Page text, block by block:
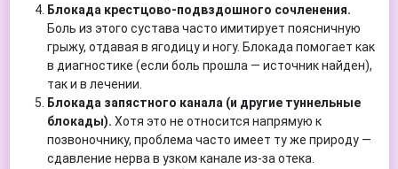
Блокада крестцово-подвздошного сочленения.
Боль из этого сустава часто имитирует поясничную
грыжу, отдавая в ягодицу и ногу. Блокада помогает как
в диагностике (если боль прошла — источник найден),
так и в лечении.
Блокада запястного канала (и другие туннельные
блокады). Хотя это не относится напрямую к
позвоночнику, проблема часто имеет ту же природу —
сдавление нерва в узком канале из-за отека.